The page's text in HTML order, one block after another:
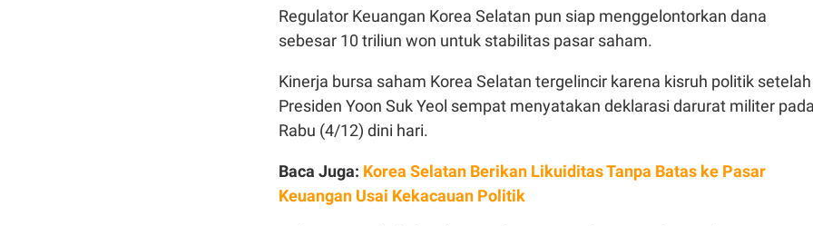
Regulator Keuangan Korea Selatan pun siap menggelontorkan dana
sebesar 10 triliun won untuk stabilitas pasar saham.
Kinerja bursa saham Korea Selatan tergelincir karena kisruh politik setelah
Presiden Yoon Suk Yeol sempat menyatakan deklarasi darurat militer pada
Rabu (4/12) dini hari.
Baca Juga: Korea Selatan Berikan Likuiditas Tanpa Batas ke Pasar
Keuangan Usai Kekacauan Politik